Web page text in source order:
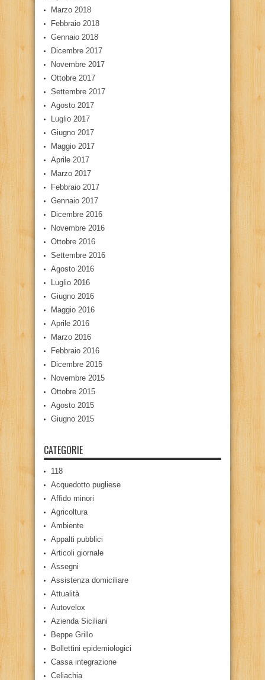
Marzo 2018
Febbraio 2018
Gennaio 2018
Dicembre 2017
Novembre 2017
Ottobre 2017
Settembre 2017
Agosto 2017
Luglio 2017
Giugno 2017
Maggio 2017
Aprile 2017
Marzo 2017
Febbraio 2017
Gennaio 2017
Dicembre 2016
Novembre 2016
Ottobre 2016
Settembre 2016
Agosto 2016
Luglio 2016
Giugno 2016
Maggio 2016
Aprile 2016
Marzo 2016
Febbraio 2016
Dicembre 2015
Novembre 2015
Ottobre 2015
Agosto 2015
Giugno 2015
CATEGORIE
118
Acquedotto pugliese
Affido minori
Agricoltura
Ambiente
Appalti pubblici
Articoli giornale
Assegni
Assistenza domiciliare
Attualità
Autovelox
Azienda Siciliani
Beppe Grillo
Bollettini epidemiologici
Cassa integrazione
Celiachia